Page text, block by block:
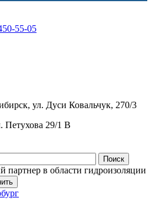
55-05
ул. Дуси Ковальчук, 270/3
Петухова 29/1 В
Поиск
в области гидроизоляции